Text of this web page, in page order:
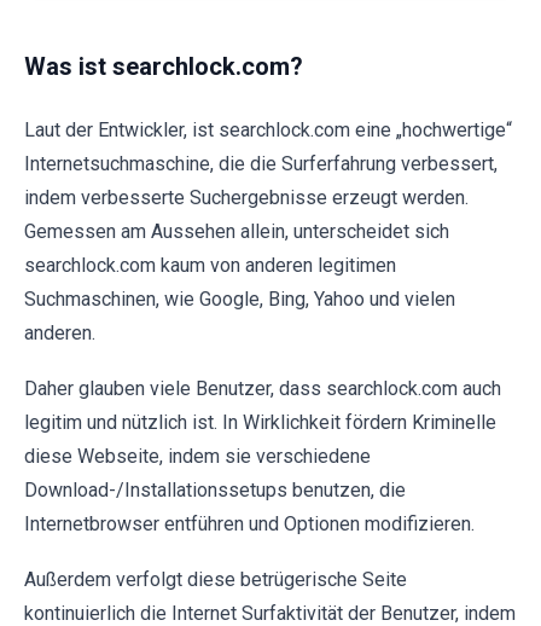
Was ist searchlock.com?
Laut der Entwickler, ist searchlock.com eine „hochwertige“
Internetsuchmaschine, die die Surferfahrung verbessert,
indem verbesserte Suchergebnisse erzeugt werden.
Gemessen am Aussehen allein, unterscheidet sich
searchlock.com kaum von anderen legitimen
Suchmaschinen, wie Google, Bing, Yahoo und vielen
anderen.
Daher glauben viele Benutzer, dass searchlock.com auch
legitim und nützlich ist. In Wirklichkeit fördern Kriminelle
diese Webseite, indem sie verschiedene
Download-/Installationssetups benutzen, die
Internetbrowser entführen und Optionen modifizieren.
Außerdem verfolgt diese betrügerische Seite
kontinuierlich die Internet Surfaktivität der Benutzer, indem